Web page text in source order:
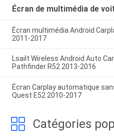
Écran de multimédia de
Écran multimédia Android
2011-2017
Lsailt Wireless Android Auto
Pathfinder R52 2013-2016
Écran Carplay automatique
Quest E52 2010-2017
Catégories